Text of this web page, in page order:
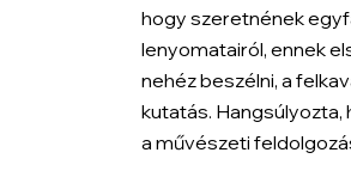
hogy szeretnének
lenyomatairól, ennek
nehéz beszélni, a
kutatás.
a művészeti